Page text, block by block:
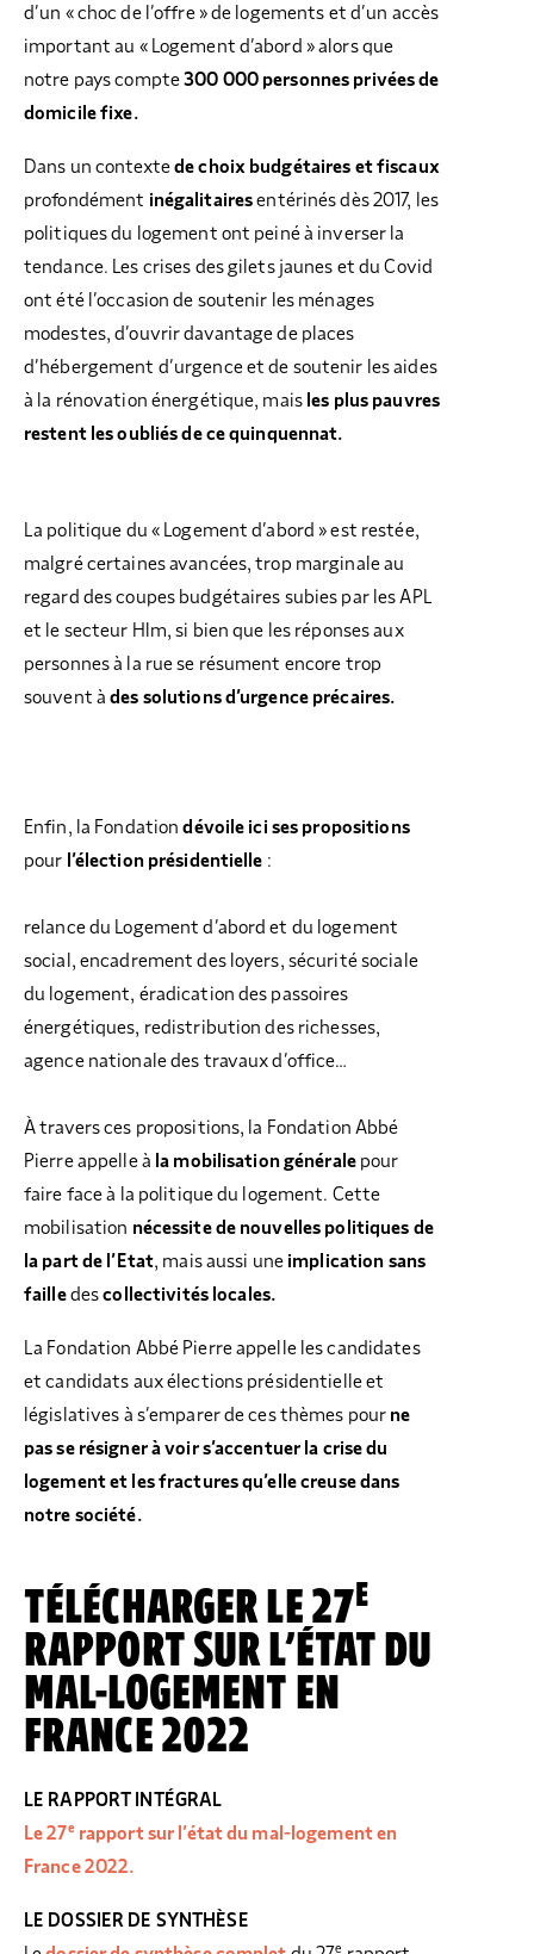
d’un « choc de l’offre » de logements et d’un accès
important au « Logement d’abord » alors que
notre pays compte300 000 personnes privées de
domicile fixe.
Dans un contextede choix budgétaires et fiscaux
profondément inégalitairesentérinés dès 2017, les
politiques du logement ont peiné à inverser la
tendance. Les crises des gilets jaunes et du Covid
ont été l’occasion de soutenir les ménages
modestes, d’ouvrir davantage de places
d’hébergement d’urgence et de soutenir les aides
à la rénovation énergétique, mais les plus pauvres
restent les oubliés de ce quinquennat.
La politique du « Logement d’abord » est restée,
malgré certaines avancées, trop marginale au
regard des coupes budgétaires subies par les APL
et le secteur Hlm, si bien que les réponses aux
personnes à la rue se résument encore trop
souvent àdes solutions d’urgence précaires.
Enfin, la Fondationdévoile ici ses propositions
pour l’élection présidentielle :
relance du Logement d’abord et du logement
social, encadrement des loyers, sécurité sociale
du logement, éradication des passoires
énergétiques, redistribution des richesses,
agence nationale des travaux d’office…
À travers ces propositions, la Fondation Abbé
Pierre appelle à la mobilisation généralepour
faire face à la politique du logement. Cette
mobilisation nécessite de nouvelles politiques de
la part de l’Etat, mais aussi uneimplication sans
failledescollectivités locales.
La Fondation Abbé Pierre appelle les candidates
et candidats aux élections présidentielle et
législatives à s’emparer de ces thèmes pour ne
pas se résigner à voir s’accentuer la crise du
logement et les fractures qu’elle creuse dans
notre société.
TÉLÉCHARGER LE 27 E
RAPPORT SUR L’ÉTAT DU
MAL-LOGEMENT EN
FRANCE 2022
LE RAPPORT INTÉGRAL
Le 27e rapport sur l’état du mal-logement en
France 2022.
LE DOSSIER DE SYNTHÈSE
e